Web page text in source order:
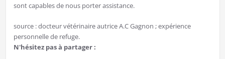
sont capables de nous porter assistance.
source : docteur vétérinaire autrice A.C Gagnon ; expérience
personnelle de refuge.
N'hésitez pas à partager :